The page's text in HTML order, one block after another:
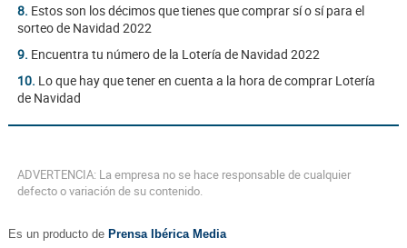
8. Estos son los décimos que tienes que comprar sí o sí para el
sorteo de Navidad 2022
9. Encuentra tu número de la Lotería de Navidad 2022
10. Lo que hay que tener en cuenta a la hora de comprar Lotería
de Navidad
ADVERTENCIA: La empresa no se hace responsable de cualquier
defecto o variación de su contenido.
Es un producto de Prensa Ibérica Media